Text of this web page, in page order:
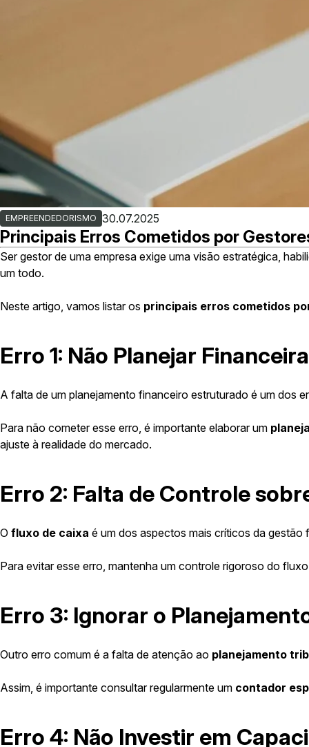
EMPREENDEDORISMO 30.07.2025
Principais Erros Cometidos por
Ser gestor de uma empresa exige uma visão estratégica,
um todo.
Neste artigo, vamos listar os principais erros cometidos
Erro 1: Não Planejar
A falta de um planejamento financeiro estruturado é um dos
Para não cometer esse erro, é importante elaborar um
ajuste à realidade do mercado.
Erro 2: Falta de Controle
O fluxo de caixa é um dos aspectos mais críticos da gestão
Para evitar esse erro, mantenha um controle rigoroso do
Erro 3: Ignorar o
Outro erro comum é a falta de atenção ao planejamento
Assim, é importante consultar regularmente um contador
Erro 4: Não Investir em